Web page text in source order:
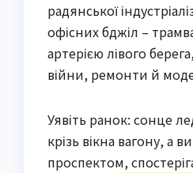
радянської
офісних бджіл –
артерією лівого
війни, ремонти й
Уявіть ранок: сонце
крізь вікна вагону, а
проспектом,